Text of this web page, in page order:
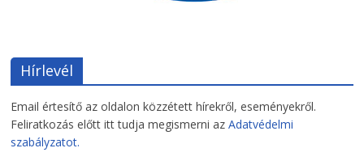
Hírlevél
Email értesítő az oldalon közzétett hírekről, eseményekről.
Feliratkozás előtt itt tudja megismerni azAdatvédelmi
szabályzatot.